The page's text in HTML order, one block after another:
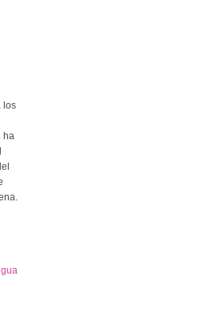
los
ha